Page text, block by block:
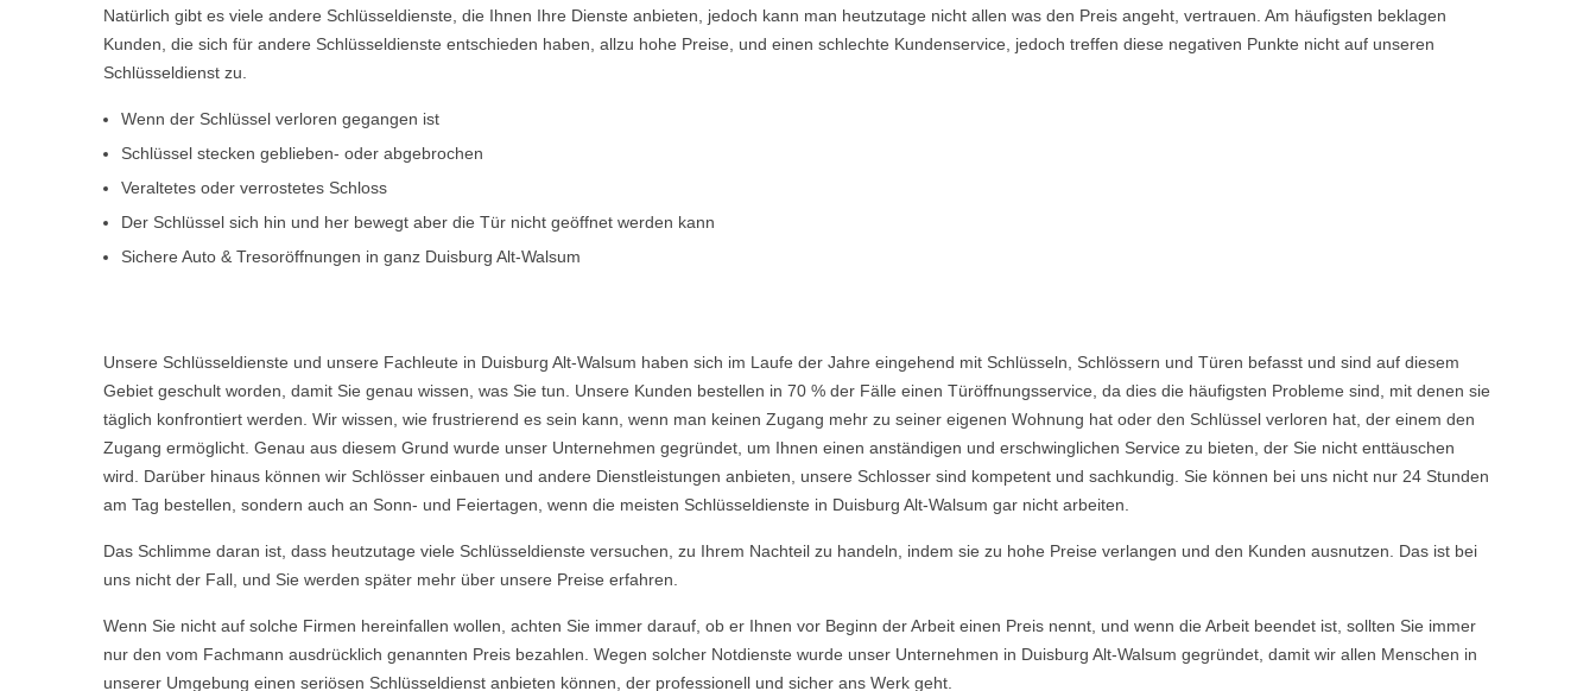
Natürlich gibt es viele andere Schlüsseldienste, die Ihnen Ihre Dienste anbieten, jedoch kann man heutzutage nicht allen was den Preis angeht, vertrauen. Am häufigsten beklagen
Kunden, die sich für andere Schlüsseldienste entschieden haben, allzu hohe Preise, und einen schlechte Kundenservice, jedoch treffen diese negativen Punkte nicht auf unseren
Schlüsseldienst zu.
Wenn der Schlüssel verloren gegangen ist
Schlüssel stecken geblieben- oder abgebrochen
Veraltetes oder verrostetes Schloss
Der Schlüssel sich hin und her bewegt aber die Tür nicht geöffnet werden kann
Sichere Auto & Tresoröffnungen in ganz Duisburg Alt-Walsum
Unsere Schlüsseldienste und unsere Fachleute in Duisburg Alt-Walsum haben sich im Laufe der Jahre eingehend mit Schlüsseln, Schlössern und Türen befasst und sind auf diesem
Gebiet geschult worden, damit Sie genau wissen, was Sie tun. Unsere Kunden bestellen in 70 % der Fälle einen Türöffnungsservice, da dies die häufigsten Probleme sind, mit denen sie
täglich konfrontiert werden. Wir wissen, wie frustrierend es sein kann, wenn man keinen Zugang mehr zu seiner eigenen Wohnung hat oder den Schlüssel verloren hat, der einem den
Zugang ermöglicht. Genau aus diesem Grund wurde unser Unternehmen gegründet, um Ihnen einen anständigen und erschwinglichen Service zu bieten, der Sie nicht enttäuschen
wird. Darüber hinaus können wir Schlösser einbauen und andere Dienstleistungen anbieten, unsere Schlosser sind kompetent und sachkundig. Sie können bei uns nicht nur 24 Stunden
am Tag bestellen, sondern auch an Sonn- und Feiertagen, wenn die meisten Schlüsseldienste in Duisburg Alt-Walsum gar nicht arbeiten.
Das Schlimme daran ist, dass heutzutage viele Schlüsseldienste versuchen, zu Ihrem Nachteil zu handeln, indem sie zu hohe Preise verlangen und den Kunden ausnutzen. Das ist bei
uns nicht der Fall, und Sie werden später mehr über unsere Preise erfahren.
Wenn Sie nicht auf solche Firmen hereinfallen wollen, achten Sie immer darauf, ob er Ihnen vor Beginn der Arbeit einen Preis nennt, und wenn die Arbeit beendet ist, sollten Sie immer
nur den vom Fachmann ausdrücklich genannten Preis bezahlen. Wegen solcher Notdienste wurde unser Unternehmen in Duisburg Alt-Walsum gegründet, damit wir allen Menschen in
unserer Umgebung einen seriösen Schlüsseldienst anbieten können, der professionell und sicher ans Werk geht.